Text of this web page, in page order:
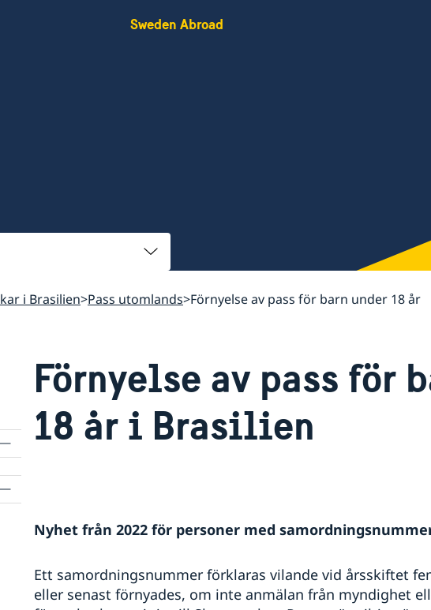
Sweden Abroad
i Brasilien Pass utomlands Förnyelse av pass för barn under 18 år
Förnyelse av pass för
18 år i Brasilien
Nyhet från 2022 för personer med
Ett samordningsnummer förklaras vilande vid årsskiftet
eller senast förnyades, om inte anmälan från myndighet